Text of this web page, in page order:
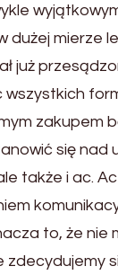
dużej mierze
już
wszystkich
zakupem
się nad
także i ac.
to, że nie
zdecydujemy